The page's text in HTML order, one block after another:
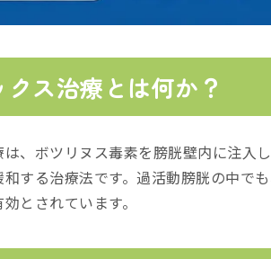
クス治療とは何か？
、ボツリヌス毒素を膀胱壁内に注入
する治療法です。過活動膀胱の中で
とされています。